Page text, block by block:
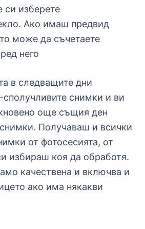
си изберете
Ако имаш предвид
може да съчетаете
него
в следващите дни
снимки и ви
още същия ден
Получаваш и всички
от фотосесията, от
избираш коя да обработя.
качествена и включва и
ако има някакви